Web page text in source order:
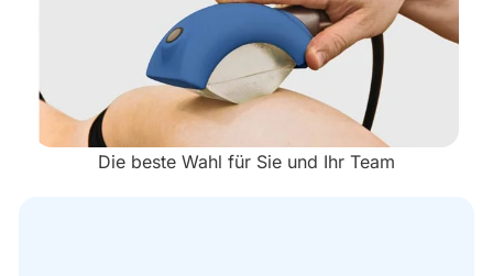
Die beste Wahl für Sie und Ihr Team